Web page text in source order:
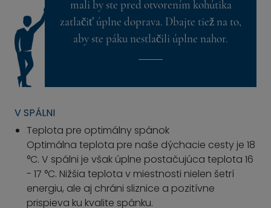
mali by ste pred otvorením kohútika
zatlačiť úplne doprava. Dbajte tiež na to,
aby ste páku nestlačili úplne nahor.
V SPÁLNI
Teplota pre optimálny spánok
Optimálna teplota pre naše dýchacie cesty je 18
°C. V spálni je však úplne postačujúca teplota 16
- 17 °C. Nižšia teplota v miestnosti nielen šetrí
energiu, ale aj chráni sliznice a pozitívne
prispieva ku kvalite spánku.